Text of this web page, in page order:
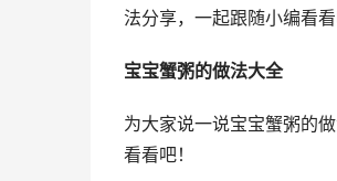
法分享，一起跟随小编看
宝宝蟹粥的做法大全
为大家说一说宝宝蟹粥的
看看吧！